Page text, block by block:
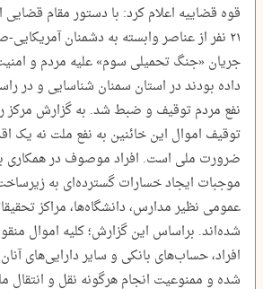
قوه قضاییه اعلام کرد: با دستور مقام
۲۱ نفر از عناصر وابسته به دشمنان
جریان «جنگ تحمیلی سوم» علیه مردم و امنیت
داده بودند در استان سمنان شناسایی و در
نفع مردم توقیف و ضبط شد. به گزارش مرکز
توقیف اموال این خائنین به نفع ملت نه یک
ضرورت ملی است. افراد موصوف در همکاری
موجبات ایجاد خسارات گسترده‌ای به
عمومی نظیر مدارس، دانشگاه‌ها، مراکز
شده‌اند. براساس این گزارش؛ کلیه اموال
افراد، حساب‌های بانکی و سایر دارایی‌های
شده و ممنوعیت انجام هرگونه نقل و انتقال